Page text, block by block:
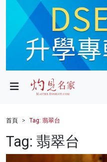
政局
財經
健康
首頁 Tag: 翡翠台
Tag: 翡翠台